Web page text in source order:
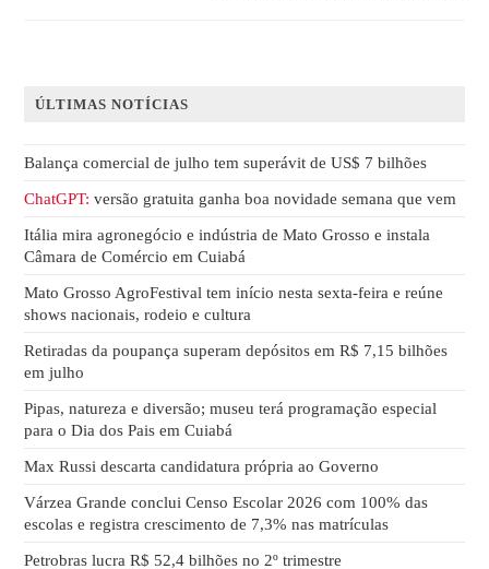
ÚLTIMAS NOTÍCIAS
Balança comercial de julho tem superávit de US$ 7 bilhões
ChatGPT: versão gratuita ganha boa novidade semana que vem
Itália mira agronegócio e indústria de Mato Grosso e instala
Câmara de Comércio em Cuiabá
Mato Grosso AgroFestival tem início nesta sexta-feira e reúne
shows nacionais, rodeio e cultura
Retiradas da poupança superam depósitos em R$ 7,15 bilhões
em julho
Pipas, natureza e diversão; museu terá programação especial
para o Dia dos Pais em Cuiabá
Max Russi descarta candidatura própria ao Governo
Várzea Grande conclui Censo Escolar 2026 com 100% das
escolas e registra crescimento de 7,3% nas matrículas
Petrobras lucra R$ 52,4 bilhões no 2º trimestre